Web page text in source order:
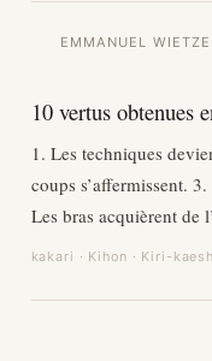
EMMANUEL
10 vertus obtenues
1. Les techniques
coups s’affermissent.
Les bras acquièrent de
kakari · Kihon · Kiri-